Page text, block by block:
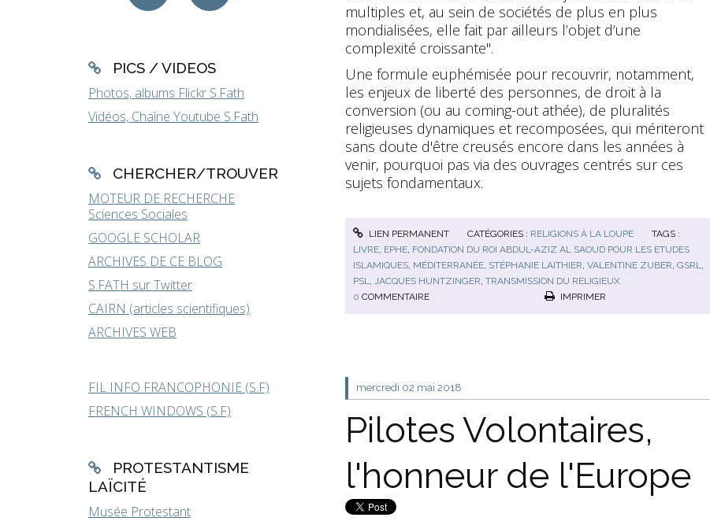
PICS / VIDEOS
Photos, albums Flickr S.Fath
Vidéos, Chaîne Youtube S.Fath
CHERCHER/TROUVER
MOTEUR DE RECHERCHE
Sciences Sociales
GOOGLE SCHOLAR
ARCHIVES DE CE BLOG
S.FATH sur Twitter
CAIRN (articles scientifiques)
ARCHIVES WEB
FIL INFO FRANCOPHONIE (S.F)
FRENCH WINDOWS (S.F)
PROTESTANTISME
LAÏCITÉ
Musée Protestant
multiples et, au sein de sociétés de plus en plus
mondialisées, elle fait par ailleurs l’objet d’une
complexité croissante".
Une formule euphémisée pour recouvrir, notamment,
les enjeux de liberté des personnes, de droit à la
conversion (ou au coming-out athée), de pluralités
religieuses dynamiques et recomposées, qui mériteront
sans doute d'être creusés encore dans les années à
venir, pourquoi pas via des ouvrages centrés sur ces
sujets fondamentaux.
LIEN PERMANENT CATÉGORIES : RELIGIONS À LA LOUPE
TAGS :
LIVRE, EPHE, FONDATION DU ROI ABDUL-AZIZ AL SAOUD POUR LES ETUDES
ISLAMIQUES, MÉDITERRANÉE, STÉPHANIE LAITHIER VALENTINE ZUBER GSRL
PSL
JACQUES HUNTZINGER TRANSMISSION DU RELIGIEUX
0 COMMENTAIRE IMPRIMER
mercredi 02 mai 2018
Pilotes Volontaires,
l'honneur de l'Europe